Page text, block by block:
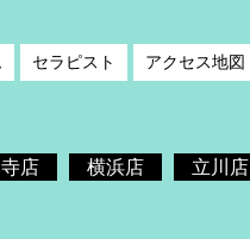
セラピスト アクセス地図
店 横浜店 立川店